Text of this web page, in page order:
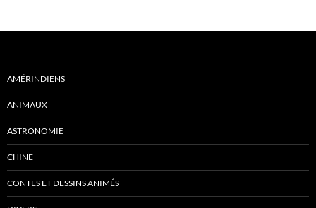
AMÉRINDIENS
ANIMAUX
ASTRONOMIE
CHINE
CONTES ET DESSINS ANIMÉS